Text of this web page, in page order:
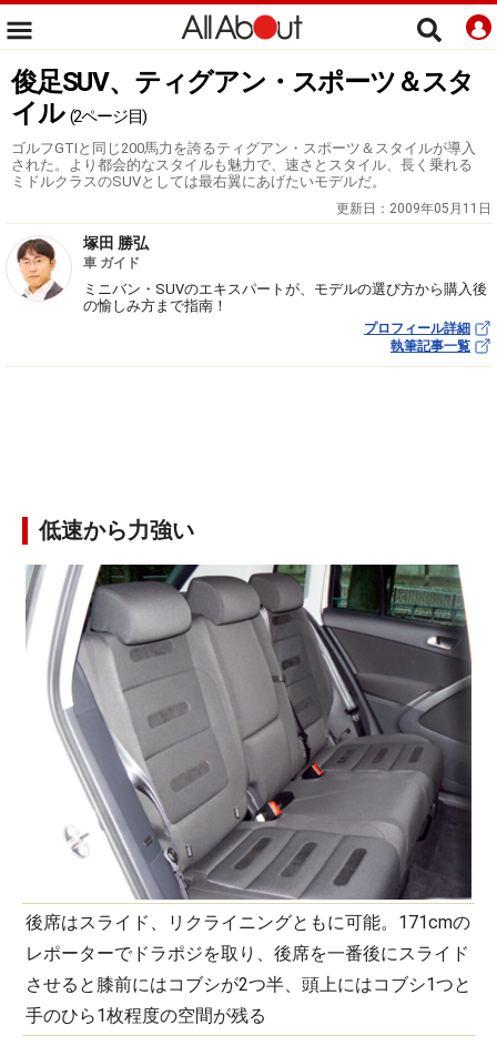
俊足SUV、ティグアン・スポーツ＆スタ
イル (2ページ目)
ゴルフGTIと同じ200馬力を誇るティグアン・スポーツ＆スタイルが導入
された。より都会的なスタイルも魅力で、速さとスタイル、長く乗れる
ミドルクラスのSUVとしては最右翼にあげたいモデルだ。
更新日： 2009年05月11日
塚田 勝弘
車 ガイド
ミニバン・SUVのエキスパートが、モデルの選び方から購入後
の愉しみ方まで指南！
プロフィール詳細
執筆記事一覧
低速から力強い
後席はスライド、リクライニングともに可能。171cmの
レポーターでドラポジを取り、後席を一番後にスライド
させると膝前にはコブシが2つ半、頭上にはコブシ1つと
手のひら1枚程度の空間が残る